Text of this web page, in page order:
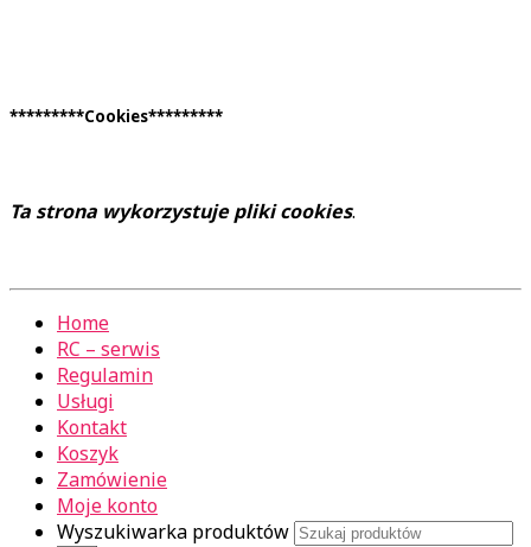
*********Cookies*********
Ta strona wykorzystuje pliki cookies.
Home
RC – serwis
Regulamin
Usługi
Kontakt
Koszyk
Zamówienie
Moje konto
Wyszukiwarka produktów